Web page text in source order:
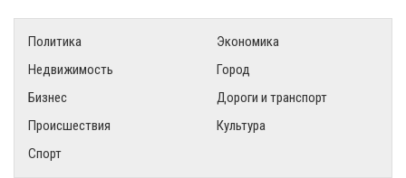
Политика
Экономика
Недвижимость
Город
Бизнес
Дороги и транспорт
Происшествия
Культура
Спорт